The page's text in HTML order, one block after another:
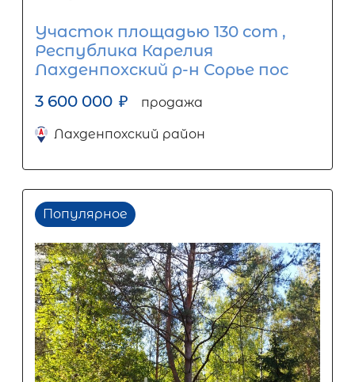
Участок площадью 130 сот ,
Республика Карелия
Лахденпохский р-н Сорье пос
3 600 000 ₽ продажа
Лахденпохский район
Популярное